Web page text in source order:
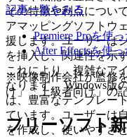
その特徴や利点につい
アマッピングソフトウ
援します。ユーザーは
を挿入し、関連性を示
これにより、複雑なア
なります。 Windows版
は、豊富なテンプレー
ています。ユーザーは
を作成し、使いやすさ
記事一覧をみる
Premiere Proを使
After Effectsを使
※映像制作会社が監修
け」「上級者向け」の
フリーソフト